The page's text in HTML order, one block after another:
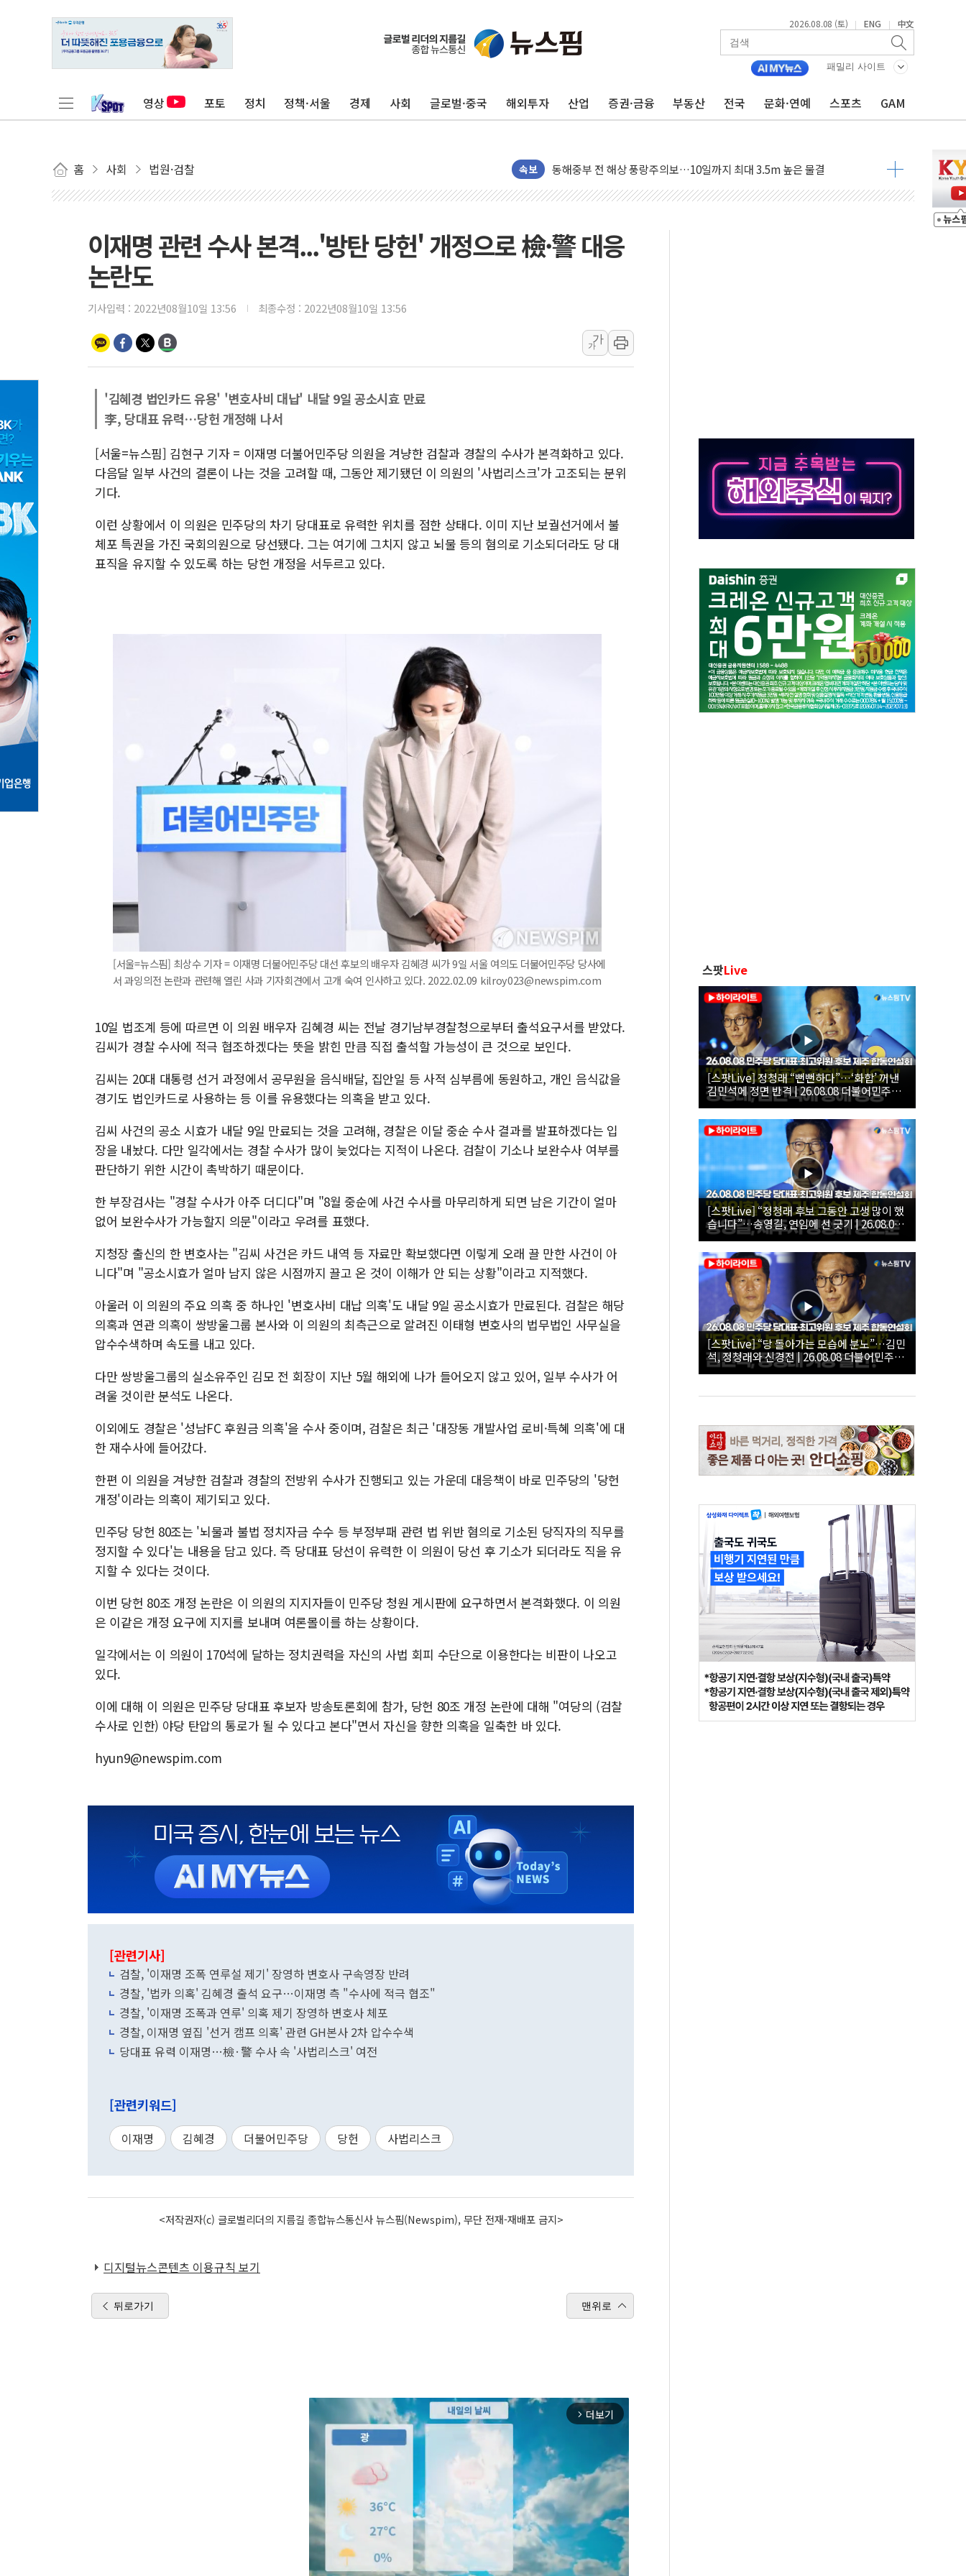
2026.08.08 (토) | ENG | 中文
패밀리 사이트
영상 포토 정치 정책·서울 경제 사회 글로벌·중국 해외투자 산업 증권·금융 부동산 전국 문화·연예 스포츠 GAM
홈 사회 법원·검찰 속보
'화합' 꺼낸 김민석에 '뻔뻔' 받아친 정청래…제주 연설서 신경전 고조
李대통령, ISA 개편 재검토 지시…與 "적극 환영"·野 "졸속 국정"
연일 폭염에 온열질환 사망 23명…정부, 비상대응기구 가동
中 전방위 아파트 부양, 수도 베이징도 부동산 규제 철폐
동해시, 11~14일 '별똥별 멍' 운영…페르세우스 유성우 관측
강원 중·남부 동해안 시간당 50mm 이상 폭우…호우경보 발효
'호우 특보' 경북 울진 시간당 20~30mm 강한 비...가뭄 해소될 듯
주말 무더위·열대야 지속…내륙 곳곳 소나기
한상협, 업계 개인정보 보안 새판 짠다…'자율규제단체' 타진
민주당, 오늘 제주·인천 경선 발표...김민석 '재역전' vs 정청래 '격차 확대'
뉴욕증시, 고용 쇼크에 금리 인상 우려 후퇴…S&P500 최고치
트럼프, 쿡 연준 이사 해임 재추진…"26일까지 의혹 소명" 요구
이재명 관련 수사 본격...'방탄 당헌' 개정으로 檢·警 대응
논란도
기사입력 : 2022년08월10일 13:56 최종수정 : 2022년08월10일 13:56
가
가
'김혜경 법인카드 유용' '변호사비 대납' 내달 9일 공소시효 만료
李, 당대표 유력…당헌 개정해 나서
[서울=뉴스핌] 김현구 기자 = 이재명 더불어민주당 의원을 겨냥한 검찰과 경찰의 수사가 본격화하고 있다.
다음달 일부 사건의 결론이 나는 것을 고려할 때, 그동안 제기됐던 이 의원의 '사법리스크'가 고조되는 분위
기다.
이런 상황에서 이 의원은 민주당의 차기 당대표로 유력한 위치를 점한 상태다. 이미 지난 보궐선거에서 불
체포 특권을 가진 국회의원으로 당선됐다. 그는 여기에 그치지 않고 뇌물 등의 혐의로 기소되더라도 당 대
표직을 유지할 수 있도록 하는 당헌 개정을 서두르고 있다.
[서울=뉴스핌] 최상수 기자 = 이재명 더불어민주당 대선 후보의 배우자 김혜경 씨가 9일 서울 여의도 더불어민주당 당사에
서 과잉의전 논란과 관련해 열린 사과 기자회견에서 고개 숙여 인사하고 있다. 2022.02.09 kilroy023@newspim.com
10일 법조계 등에 따르면 이 의원 배우자 김혜경 씨는 전날 경기남부경찰청으로부터 출석요구서를 받았다.
김씨가 경찰 수사에 적극 협조하겠다는 뜻을 밝힌 만큼 직접 출석할 가능성이 큰 것으로 보인다.
김씨는 20대 대통령 선거 과정에서 공무원을 음식배달, 집안일 등 사적 심부름에 동원하고, 개인 음식값을
경기도 법인카드로 사용하는 등 이를 유용했다는 의혹을 받고 있다.
김씨 사건의 공소 시효가 내달 9일 만료되는 것을 고려해, 경찰은 이달 중순 수사 결과를 발표하겠다는 입
장을 내놨다. 다만 일각에서는 경찰 수사가 많이 늦었다는 지적이 나온다. 검찰이 기소나 보완수사 여부를
판단하기 위한 시간이 촉박하기 때문이다.
한 부장검사는 "경찰 수사가 아주 더디다"며 "8월 중순에 사건 수사를 마무리하게 되면 남은 기간이 얼마
없어 보완수사가 가능할지 의문"이라고 우려를 표했다.
지청장 출신의 한 변호사는 "김씨 사건은 카드 내역 등 자료만 확보했다면 이렇게 오래 끌 만한 사건이 아
니다"며 "공소시효가 얼마 남지 않은 시점까지 끌고 온 것이 이해가 안 되는 상황"이라고 지적했다.
아울러 이 의원의 주요 의혹 중 하나인 '변호사비 대납 의혹'도 내달 9일 공소시효가 만료된다. 검찰은 해당
의혹과 연관 의혹이 쌍방울그룹 본사와 이 의원의 최측근으로 알려진 이태형 변호사의 법무법인 사무실을
압수수색하며 속도를 내고 있다.
다만 쌍방울그룹의 실소유주인 김모 전 회장이 지난 5월 해외에 나가 들어오지 않고 있어, 일부 수사가 어
려울 것이란 분석도 나온다.
이외에도 경찰은 '성남FC 후원금 의혹'을 수사 중이며, 검찰은 최근 '대장동 개발사업 로비·특혜 의혹'에 대
한 재수사에 들어갔다.
한편 이 의원을 겨냥한 검찰과 경찰의 전방위 수사가 진행되고 있는 가운데 대응책이 바로 민주당의 '당헌
개정'이라는 의혹이 제기되고 있다.
민주당 당헌 80조는 '뇌물과 불법 정치자금 수수 등 부정부패 관련 법 위반 혐의로 기소된 당직자의 직무를
정지할 수 있다'는 내용을 담고 있다. 즉 당대표 당선이 유력한 이 의원이 당선 후 기소가 되더라도 직을 유
지할 수 있다는 것이다.
이번 당헌 80조 개정 논란은 이 의원의 지지자들이 민주당 청원 게시판에 요구하면서 본격화했다. 이 의원
은 이같은 개정 요구에 지지를 보내며 여론몰이를 하는 상황이다.
일각에서는 이 의원이 170석에 달하는 정치권력을 자신의 사법 회피 수단으로 이용한다는 비판이 나오고
있다.
이에 대해 이 의원은 민주당 당대표 후보자 방송토론회에 참가, 당헌 80조 개정 논란에 대해 "여당의 (검찰
수사로 인한) 야당 탄압의 통로가 될 수 있다고 본다"면서 자신을 향한 의혹을 일축한 바 있다.
hyun9@newspim.com
[관련기사]
검찰, '이재명 조폭 연루설 제기' 장영하 변호사 구속영장 반려
경찰, '법카 의혹' 김혜경 출석 요구…이재명 측 "수사에 적극 협조"
경찰, '이재명 조폭과 연루' 의혹 제기 장영하 변호사 체포
경찰, 이재명 옆집 '선거 캠프 의혹' 관련 GH본사 2차 압수수색
당대표 유력 이재명…檢·警 수사 속 '사법리스크' 여전
[관련키워드]
이재명 김혜경 더불어민주당 당헌 사법리스크
<저작권자(c) 글로벌리더의 지름길 종합뉴스통신사 뉴스핌(Newspim), 무단 전재-재배포 금지>
디지털뉴스콘텐츠 이용규칙 보기
뒤로가기 맨위로
arrow_forward_ios 더보기
스팟Live
[스팟Live] 정청래 “뻔뻔하다”…‘화합’ 꺼낸
김민석에 정면 반격 | 26.08.08 더불어민주당
당대표·최고위원 후보 제주 합동연설회
[스팟Live] “정청래 후보 그동안 고생 많이 했
습니다”…송영길, 연임에 선 긋기 | 26.08.08
더불어민주당 당대표·최고위원 후보 제주 합
동연설회
[스팟Live] “당 돌아가는 모습에 분노”…김민
석, 정청래와 신경전 | 26.08.08 더불어민주당
당대표·최고위원 후보 제주 합동연설회